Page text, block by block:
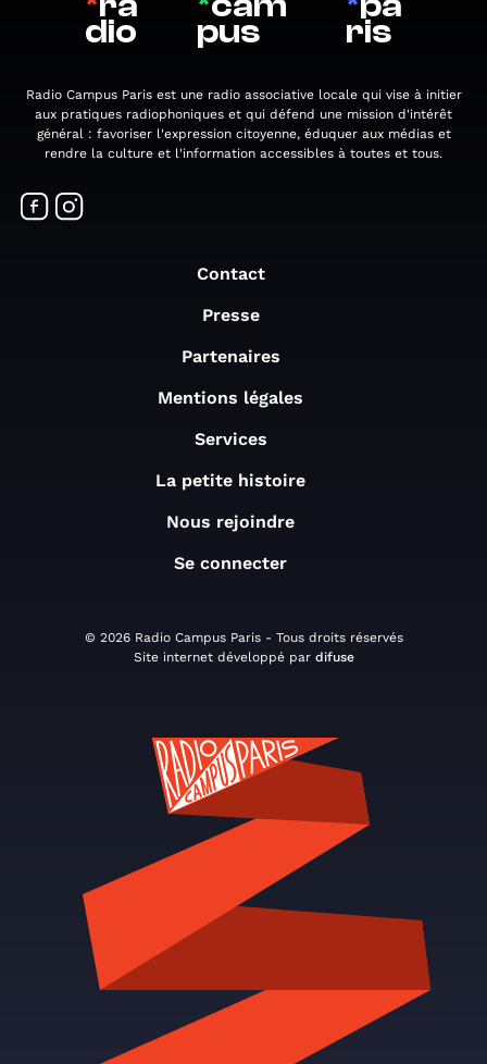
dio pus ris
Radio Campus Paris est une radio associative locale qui vise à initier
aux pratiques radiophoniques et qui défend une mission d'intérêt
général : favoriser l'expression citoyenne, éduquer aux médias et
rendre la culture et l'information accessibles à toutes et tous.
Contact
Presse
Partenaires
Mentions légales
Services
La petite histoire
Nous rejoindre
Se connecter
© 2026 Radio Campus Paris - Tous droits réservés
Site internet développé par difuse